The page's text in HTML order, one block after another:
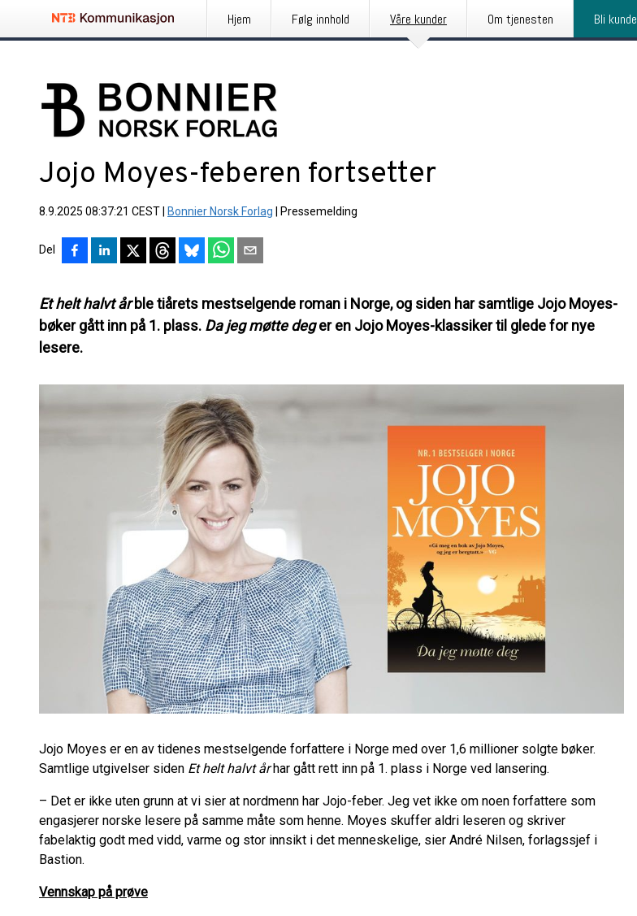
Hjem Følg innhold Våre kunder Om tjenesten Bli kunde
Jojo Moyes-feberen fortsetter
8.9.2025 08:37:21 CEST Bonnier Norsk Forlag Pressemelding
Del
Et helt halvt årble tiårets mestselgende roman i Norge, og siden har samtlige Jojo Moyes-
bøker gått inn på 1. plass. Da jeg møtte deger en Jojo Moyes-klassiker til glede for nye
lesere.
Jojo Moyes er en av tidenes mestselgende forfattere i Norge med over 1,6 millioner solgte bøker.
Samtlige utgivelser siden Et helt halvt århar gått rett inn på 1. plass i Norge ved lansering.
– Det er ikke uten grunn at vi sier at nordmenn har Jojo-feber. Jeg vet ikke om noen forfattere som
engasjerer norske lesere på samme måte som henne. Moyes skuffer aldri leseren og skriver
fabelaktig godt med vidd, varme og stor innsikt i det menneskelige, sier André Nilsen, forlagssjef i
Bastion.
Vennskap på prøve